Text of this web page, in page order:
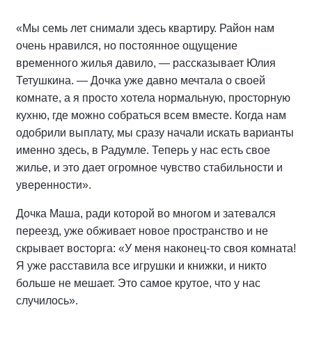
«Мы семь лет снимали здесь квартиру. Район нам
очень нравился, но постоянное ощущение
временного жилья давило, — рассказывает Юлия
Тетушкина. — Дочка уже давно мечтала о своей
комнате, а я просто хотела нормальную, просторную
кухню, где можно собраться всем вместе. Когда нам
одобрили выплату, мы сразу начали искать варианты
именно здесь, в Радумле. Теперь у нас есть свое
жилье, и это дает огромное чувство стабильности и
уверенности».
Дочка Маша, ради которой во многом и затевался
переезд, уже обживает новое пространство и не
скрывает восторга: «У меня наконец-то своя комната!
Я уже расставила все игрушки и книжки, и никто
больше не мешает. Это самое крутое, что у нас
случилось».